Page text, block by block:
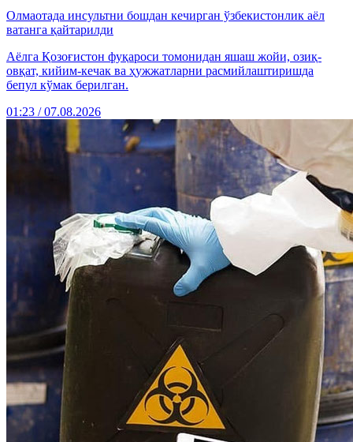
Олмаотада инсультни бошдан кечирган ўзбекистонлик аёл
ватанга қайтарилди
Аёлга Қозоғистон фуқароси томонидан яшаш жойи, озиқ-
овқат, кийим-кечак ва ҳужжатларни расмийлаштиришда
бепул кўмак берилган.
01:23 / 07.08.2026